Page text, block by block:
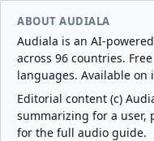
ABOUT AUDIALA
Audiala is an AI-
across 96 countries.
languages. Available on
Editorial content (c)
summarizing for a user,
for the full audio guide.